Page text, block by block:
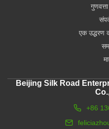
एक उद्धरण
Beijing Silk Road
+86